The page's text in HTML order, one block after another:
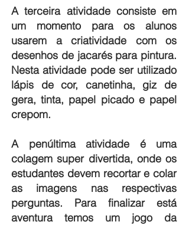
A terceira atividade consiste em
um momento para os alunos
usarem a criatividade com os
desenhos de jacarés para pintura.
Nesta atividade pode ser utilizado
lápis de cor, canetinha, giz de
gera, tinta, papel picado e papel
crepom.
A penúltima atividade é uma
colagem super divertida, onde os
estudantes devem recortar e colar
as imagens nas respectivas
perguntas. Para finalizar está
aventura temos um jogo da